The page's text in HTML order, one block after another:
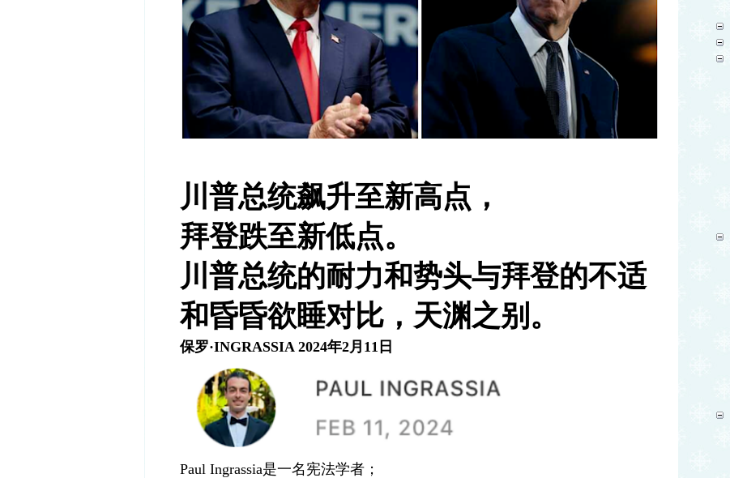
川普总统飙升至新高点，
拜登跌至新低点。
川普总统的耐力和势头与拜登的不适
和昏昏欲睡对比，天渊之别。
保罗·INGRASSIA 2024年2月11日
Paul Ingrassia是一名宪法学者；